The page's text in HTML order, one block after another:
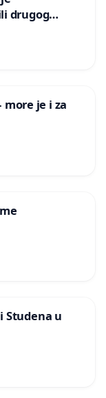
drugog
je i za
Studena u